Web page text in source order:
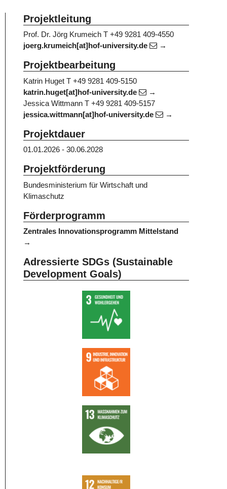
Projektleitung
Prof. Dr. Jörg Krumeich T +49 9281 409-4550
joerg.krumeich[at]hof-university.de
Projektbearbeitung
Katrin Huget T +49 9281 409-5150
katrin.huget[at]hof-university.de
Jessica Wittmann T +49 9281 409-5157
jessica.wittmann[at]hof-university.de
Projektdauer
01.01.2026 - 30.06.2028
Projektförderung
Bundesministerium für Wirtschaft und
Klimaschutz
Förderprogramm
Zentrales Innovationsprogramm Mittelstand
Adressierte SDGs (Sustainable
Development Goals)